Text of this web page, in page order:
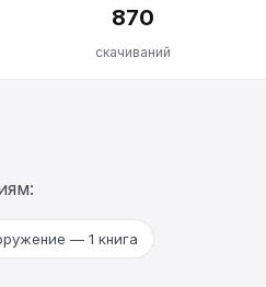
870
скачиваний
— 1 книга